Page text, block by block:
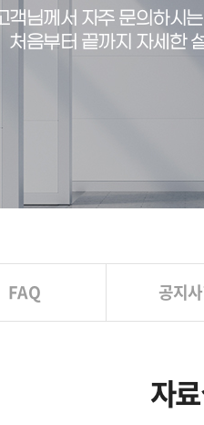
객님께서 자주 문의하시
처음부터 끝까지 자세한
FAQ 공지
자